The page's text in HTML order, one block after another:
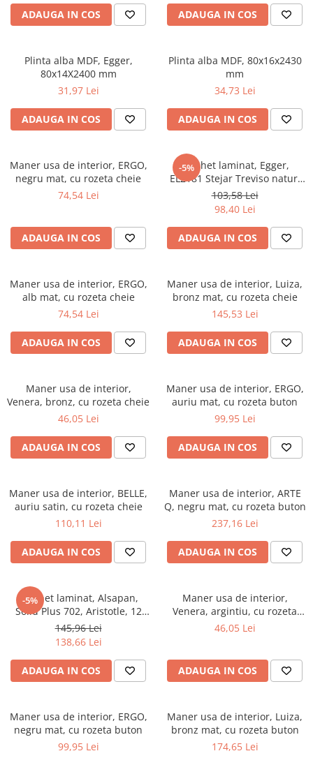
River 12 mm
Timeless 12mm
Woodstock PRO 8mm
Woodstock XL 10mm
Woodstock XL 8mm
ADO Floor - SPC
Finfloor 12mm
Finfloor XL 10mm
Style 8mm
Kaindl - Laminat
Advanced 8 mm
Amazone 10 mm
Evolution 12 mm
Exquisit 8 mm
Herringbone 8 mm
Progress 10 mm
Robusto 12 mm
ADAUGA IN COS ADAUGA IN COS
Plinta alba MDF, Egger,
80x14X2400 mm
31,97 Lei
ADAUGA IN COS
Plinta alba MDF, 80x16x2430
mm
34,73 Lei
ADAUGA IN COS
Maner usa de interior, ERGO,
negru mat, cu rozeta cheie
74,54 Lei
ADAUGA IN COS
-5%
Parchet laminat, Egger,
EL2181 Stejar Treviso natur,
10 mm, 4V, AQ24, Live Natural
2
103,58 Lei
98,40 Lei
ADAUGA IN COS
Maner usa de interior, ERGO,
alb mat, cu rozeta cheie
74,54 Lei
ADAUGA IN COS
Maner usa de interior, Luiza,
bronz mat, cu rozeta cheie
145,53 Lei
ADAUGA IN COS
Maner usa de interior,
Venera, bronz, cu rozeta cheie
46,05 Lei
ADAUGA IN COS
Maner usa de interior, ERGO,
auriu mat, cu rozeta buton
99,95 Lei
ADAUGA IN COS
Maner usa de interior, BELLE,
auriu satin, cu rozeta cheie
110,11 Lei
ADAUGA IN COS
Maner usa de interior, ARTE
Q, negru mat, cu rozeta buton
237,16 Lei
ADAUGA IN COS
-5%
Parchet laminat, Alsapan,
Solid Plus 702, Aristotle, 12
mm 33/AC6 4V 5G
145,96 Lei
138,66 Lei
ADAUGA IN COS
Maner usa de interior,
Venera, argintiu, cu rozeta
cheie
46,05 Lei
ADAUGA IN COS
Maner usa de interior, ERGO,
negru mat, cu rozeta buton
99,95 Lei
Maner usa de interior, Luiza,
bronz mat, cu rozeta buton
174,65 Lei